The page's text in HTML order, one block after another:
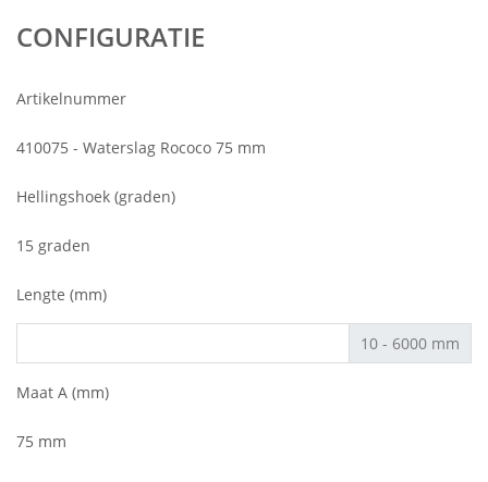
CONFIGURATIE
Artikelnummer
410075 - Waterslag Rococo 75 mm
Hellingshoek (graden)
15 graden
Lengte (mm)
10 - 6000 mm
Maat A (mm)
75 mm